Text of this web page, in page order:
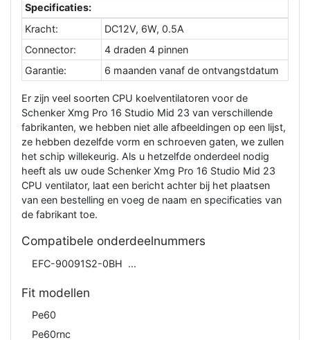
Specificaties:
Kracht:
DC12V, 6W, 0.5A
Connector:
4 draden 4 pinnen
Garantie:
6 maanden vanaf de ontvangstdatum
Er zijn veel soorten CPU koelventilatoren voor de
Schenker Xmg Pro 16 Studio Mid 23 van verschillende
fabrikanten, we hebben niet alle afbeeldingen op een lijst,
ze hebben dezelfde vorm en schroeven gaten, we zullen
het schip willekeurig. Als u hetzelfde onderdeel nodig
heeft als uw oude Schenker Xmg Pro 16 Studio Mid 23
CPU ventilator, laat een bericht achter bij het plaatsen
van een bestelling en voeg de naam en specificaties van
de fabrikant toe.
Compatibele onderdeelnummers
EFC-90091S2-0BH
Fit modellen
Pe60
Pe60rnc